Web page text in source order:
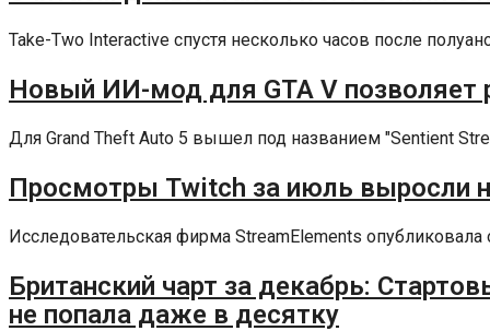
Take-Two Interactive спустя несколько часов после
Новый ИИ-мод для GTA V позволяет
Для Grand Theft Auto 5 вышел под названием "Sentient
Просмотры Twitch за июль выросли
Исследовательская фирма StreamElements
Британский чарт за декабрь:
не попала даже в десятку